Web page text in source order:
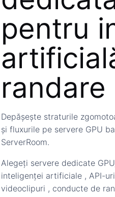
pentru
randare
Depășește straturile
și fluxurile pe servere GPU
ServerRoom.
Alegeți servere dedicate
inteligenței artificiale , API-
videoclipuri , conducte de